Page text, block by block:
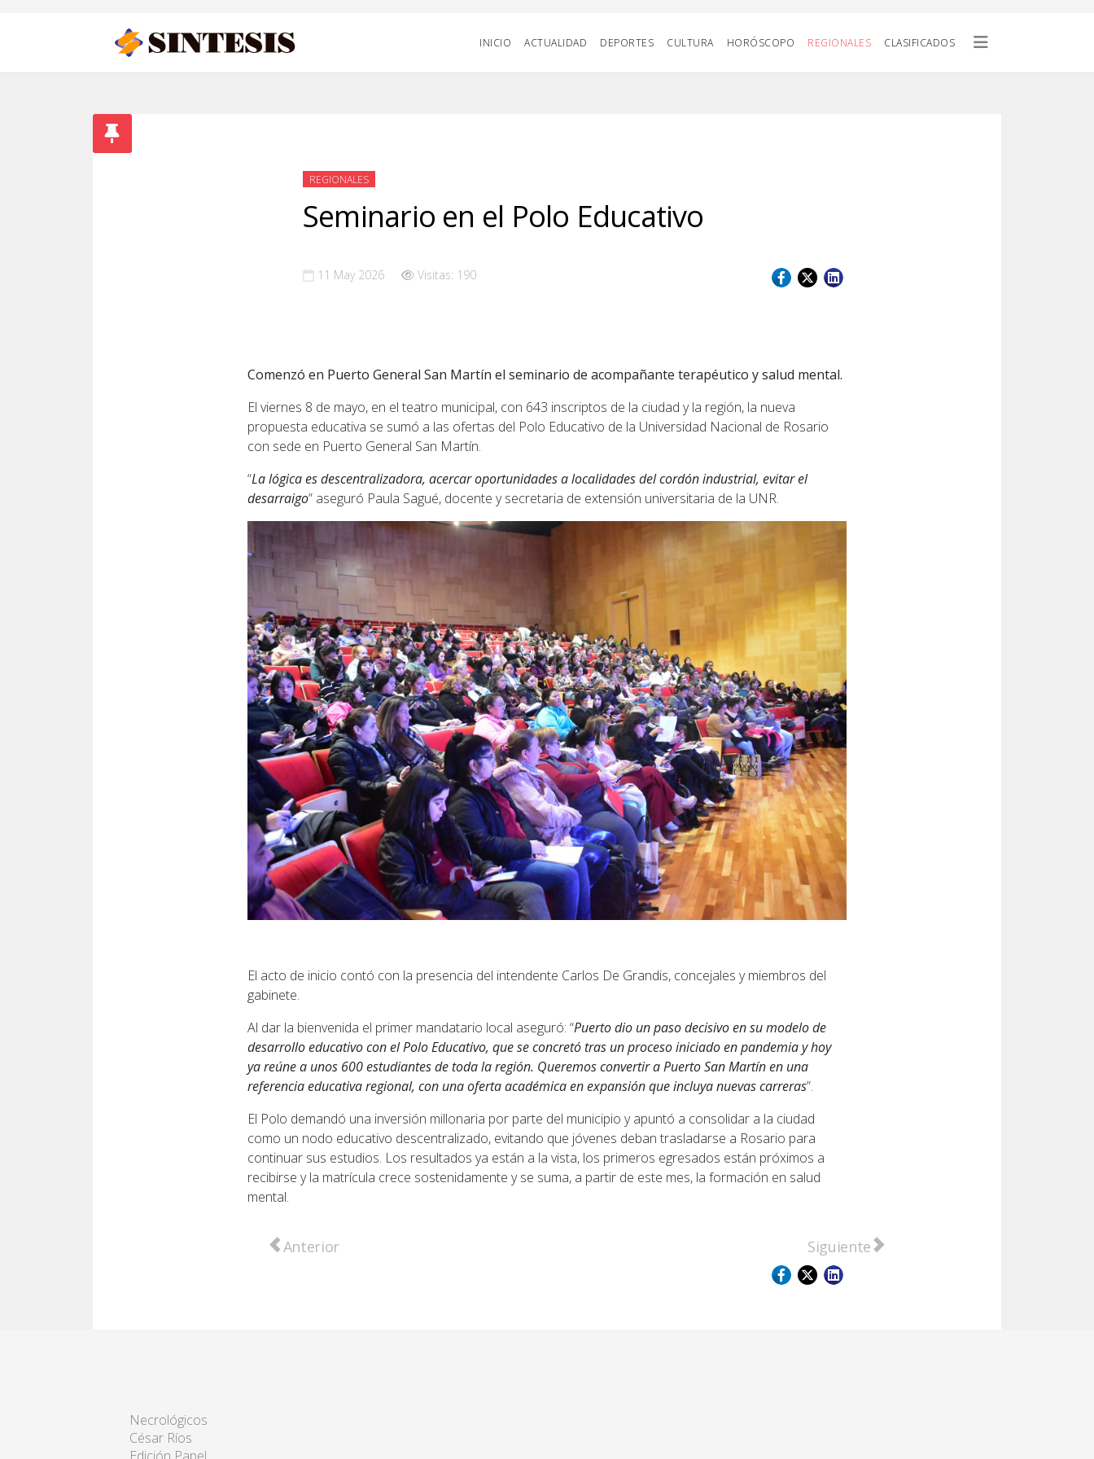
INICIO ACTUALIDAD DEPORTES CULTURA HORÓSCOPO REGIONALES CLASIFICADOS
REGIONALES
Seminario en el Polo Educativo
11 May 2026 Visitas: 190
Comenzó en Puerto General San Martín el seminario de acompañante terapéutico y salud mental.
El viernes 8 de mayo, en el teatro municipal, con 643 inscriptos de la ciudad y la región, la nueva
propuesta educativa se sumó a las ofertas del Polo Educativo de la Universidad Nacional de Rosario
con sede en Puerto General San Martín.
“La lógica es descentralizadora, acercar oportunidades a localidades del cordón industrial, evitar el
desarraigo” aseguró Paula Sagué, docente y secretaria de extensión universitaria de la UNR.
El acto de inicio contó con la presencia del intendente Carlos De Grandis, concejales y miembros del
gabinete.
Al dar la bienvenida el primer mandatario local aseguró: “Puerto dio un paso decisivo en su modelo de
desarrollo educativo con el Polo Educativo, que se concretó tras un proceso iniciado en pandemia y hoy
ya reúne a unos 600 estudiantes de toda la región. Queremos convertir a Puerto San Martín en una
referencia educativa regional, con una oferta académica en expansión que incluya nuevas carreras”.
El Polo demandó una inversión millonaria por parte del municipio y apuntó a consolidar a la ciudad
como un nodo educativo descentralizado, evitando que jóvenes deban trasladarse a Rosario para
continuar sus estudios. Los resultados ya están a la vista, los primeros egresados están próximos a
recibirse y la matrícula crece sostenidamente y se suma, a partir de este mes, la formación en salud
mental.
Artículo anterior: El Centro de Salud de Villa La Ribera lleva el nombre del doctor Rafael Nibeyro
Anterior Artículo siguiente: La Municipalidad
Siguiente
Necrológicos
César Ríos